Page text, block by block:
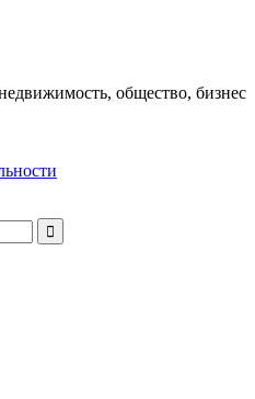
общество, бизнес